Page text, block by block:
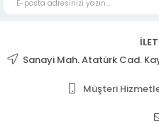
Sanayi Mah. Atatürk Cad.
Müşteri